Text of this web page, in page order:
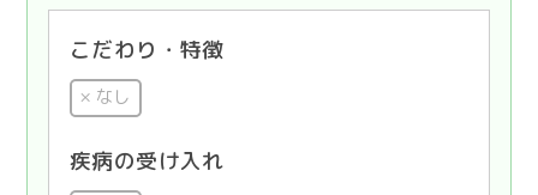
こだわり・特徴
なし
疾病の受け入れ